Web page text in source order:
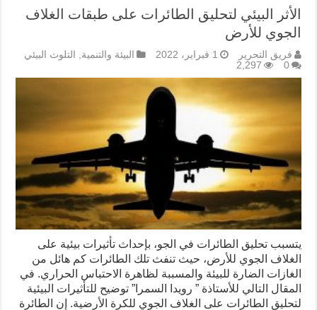
الأثر البيئي لتحليق الطائرات على طبقات الغلاف
الجوي للأرض
فريق التحرير 1 فبراير، 2022 البيئة والتنمية,
التلوث البيئي
0
2,297
يتسبب تحليق الطائرات في الجو، بإحداث تأثيرات بيئية على
الغلاف الجوي للأرض، حيث تنفث تلك الطائرات كم هائل من
الغازات الضارة للبيئة والمسببة لظاهرة الاحتباس الحراري. في
المقال التالي للأستاذة ” رويدا السمرا” توضيح للتأثيرات البيئية
لتحليق الطائرات على الغلاف الجوي للكرة الأرضية. إن الطائرة